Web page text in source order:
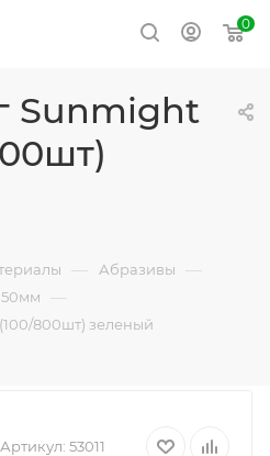
0
Sunmight
— Абразивы —
—
800шт) зеленый
Артикул: 53011